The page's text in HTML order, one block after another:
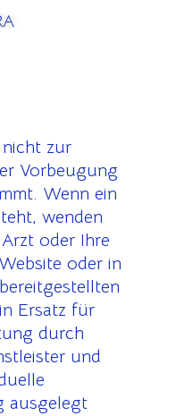
zur
Vorbeugung
Wenn ein
wenden
oder Ihre
oder in
Ersatz für
durch
und
ausgelegt